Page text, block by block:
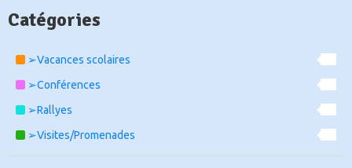
Catégories
➢Vacances scolaires
➢Conférences
➢Rallyes
➢Visites/Promenades